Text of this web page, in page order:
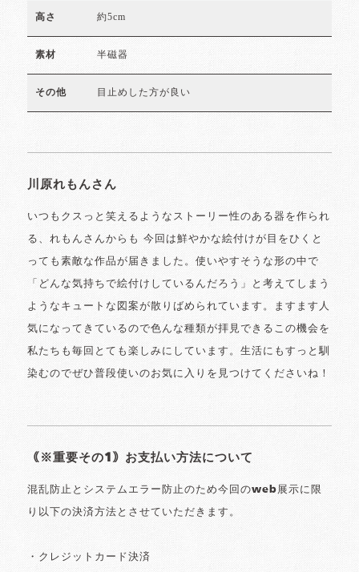
高さ 約5cm
素材 半磁器
その他 目止めした方が良い
川原れもんさん
いつもクスっと笑えるようなストーリー性のある器を作られ
る、れもんさんからも 今回は鮮やかな絵付けが目をひくと
っても素敵な作品が届きました。使いやすそうな形の中で
「どんな気持ちで絵付けしているんだろう」と考えてしまう
ようなキュートな図案が散りばめられています。ますます人
気になってきているので色んな種類が拝見できるこの機会を
私たちも毎回とても楽しみにしています。生活にもすっと馴
染むのでぜひ普段使いのお気に入りを見つけてくださいね！
｟※重要その1｠お支払い方法について
混乱防止とシステムエラー防止のため今回のweb展示に限
り以下の決済方法とさせていただきます。
・クレジットカード決済